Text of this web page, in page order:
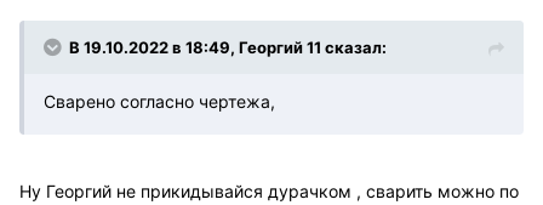
В 19.10.2022 в 18:49, Георгий 11 сказал:
Сварено согласно чертежа,
Ну Георгий не прикидывайся дурачком , сварить можно по